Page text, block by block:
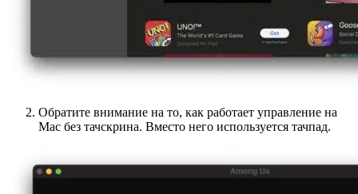
Обратите внимание на то, как работает управление на
Mac без тачскрина. Вместо него используется тачпад.